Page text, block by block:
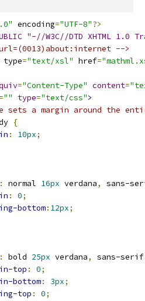
encoding="UTF-8"?>
PUBLIC "-//W3C//DTD XHTML
-->
type="text/xsl" href=
="Content-Type" content=
="" type="text/css">
sets a margin around the
{
: 10px;
: normal 16px verdana,
sans-
: 0;
bottom: 12px;
: bold 25px verdana, sans-serif
top : 0;
bottom: 3px;
top : 0;